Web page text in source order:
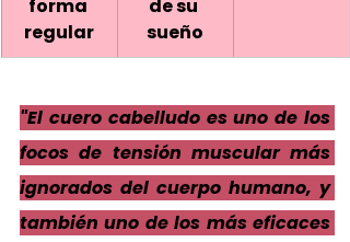
forma
regular
de su
sueño
"El cuero cabelludo es uno de los
focos de tensión muscular más
ignorados del cuerpo humano, y
también uno de los más eficaces